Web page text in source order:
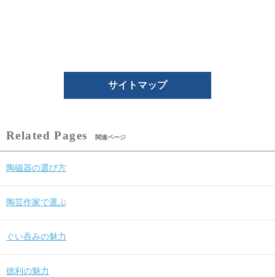
サイトマップ
関連ページ
陶磁器の選び方
陶芸作家で選ぶ
ぐい呑みの魅力
徳利の魅力